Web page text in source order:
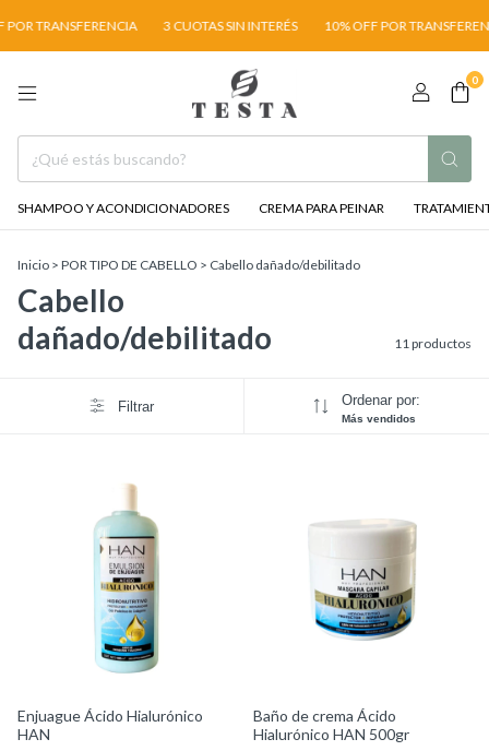
TRANSFERENCIA 3 CUOTAS SIN INTERÉS 10% OFF POR
0
SHAMPOO Y ACONDICIONADORES CREMA PARA PEINAR
Inicio > POR TIPO DE CABELLO > Cabello dañado/debilitado
Cabello
dañado/debilitado
11 productos
Filtrar Ordenar por:
Más vendidos
Enjuague Ácido Hialurónico
HAN
Baño de crema Ácido
Hialurónico HAN 500gr